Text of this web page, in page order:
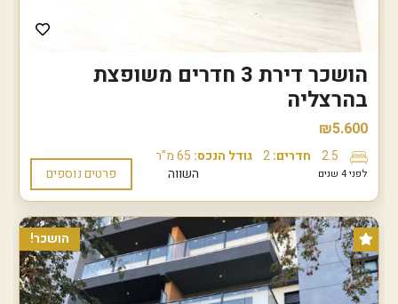
הושכר דירת 3 חדרים משופצת
בהרצליה
₪5.600
2.5 חדרים:2 גודל הנכס: 65 מ"ר
לפני 4 שנים השווה פרטים נוספים
הושכר!